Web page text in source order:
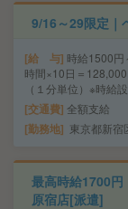
9/16～29限定｜
給 与 時給1500
時間×10日＝
（１分単位）※時給
交通費 全額支給
勤務地 東京都新宿
最高時給1700
原宿店[派遣]